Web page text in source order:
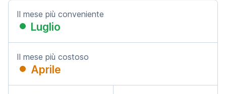
Il mese più conveniente
Luglio
Il mese più costoso
Aprile